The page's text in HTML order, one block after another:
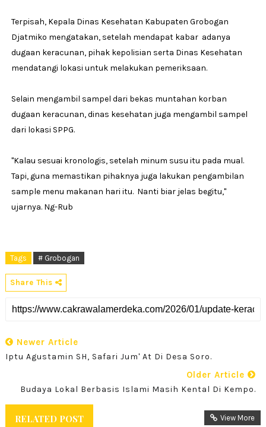
Terpisah, Kepala Dinas Kesehatan Kabupaten Grobogan
Djatmiko mengatakan, setelah mendapat kabar adanya
dugaan keracunan, pihak kepolisian serta Dinas Kesehatan
mendatangi lokasi untuk melakukan pemeriksaan.
Selain mengambil sampel dari bekas muntahan korban
dugaan keracunan, dinas kesehatan juga mengambil sampel
dari lokasi SPPG.
"Kalau sesuai kronologis, setelah minum susu itu pada mual.
Tapi, guna memastikan pihaknya juga lakukan pengambilan
sample menu makanan hari itu. Nanti biar jelas begitu,"
ujarnya. Ng-Rub
Tags # Grobogan
Share This
Newer Article
Iptu Agustamin SH, Safari Jum' At Di Desa Soro.
Older Article
Budaya Lokal Berbasis Islami Masih Kental Di Kempo.
RELATED POST View More